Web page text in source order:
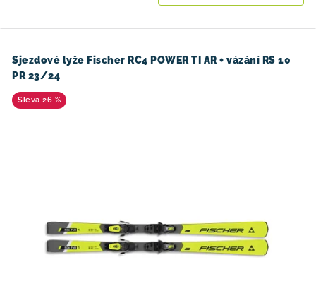
Sjezdové lyže Fischer RC4 POWER TI AR + vázání RS 10
PR 23/24
26 %